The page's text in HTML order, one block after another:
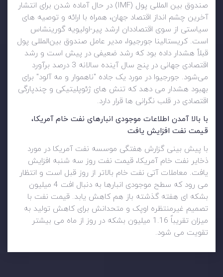
صندوق بین المللی پول (IMF) در حال آماده شدن برای انتشار
آخرین چشم انداز اقتصاد جهان، همراه با ارائه و توصیه های
سیاستی از سوی اقتصاددان ارشد پیر-اولیویه گورینشاس
است. کریستالینا جورجیوا، مدیر عامل صندوق بین‌المللی پول
قبلاً هشدار داده بود که رشد ضعیفی در پیش است و رشد
اقتصادی جهانی در پنج سال آینده سالانه 3 درصد برآورد
می‌شود. جورجیوا در مورد یک جاده "ناهموار و مه آلود" برای
بهبود هشدار می دهد که تنش های ژئوپلیتیکی و چندپارگی
اقتصادی در قلب نگرانی ها قرار دارد.
با بالا آمدن اطلاعات موجودی انبارهای نفت خام آمریکا،
قیمت نفت افزایش یافت
با پیش بینی گزارش هفتگی موسسه نفت آمریکا در مورد
ذخایر نفت خام آمریکا، قیمت نفت روز سه شنبه افزایش
یافت. معاملات آتی نفت خام بالاتر از روز قبل است و انتظار
می رود که سطح موجودی انبارها به دنبال افت 4 میلیون
بشکه ای هفته گذشته باز هم کاهش یابد. قیمت نفت با
تصمیم غیرمنتظره اوپک و متحدانش برای کاهش تولید به
میزان تقریباً 1.16 میلیون بشکه در روز از ماه می بیشتر
تقویت می شود.